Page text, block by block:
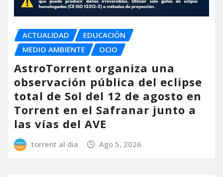
ACTUALIDAD
EDUCACIÓN
MEDIO AMBIENTE
OCIO
AstroTorrent organiza una
observación pública del eclipse
total de Sol del 12 de agosto en
Torrent en el Safranar junto a
las vías del AVE
torrent al dia Ago 5, 2026